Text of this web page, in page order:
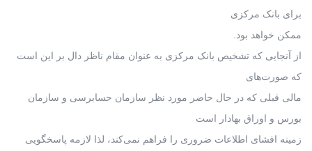
برای بانک مرکزی
ممکن خواهد بود.
از آنجایی که تشخیص بانک مرکزی به عنوان مقام ناظر دال بر این است
که صورت‌های
مالی قبلی که در حال حاضر مورد نظر سازمان حسابرسی و سازمان
بورس و اوراق بهادار است
زمینه افشای اطلاعات ضروری را فراهم نمی‌کند، لذا لازمه پاسخگویی